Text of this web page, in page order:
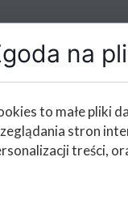
na
to małe pliki
stron
treści,